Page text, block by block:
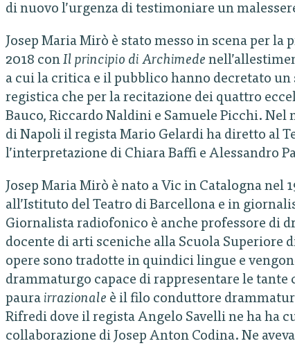
di nuovo l’urgenza di testimoniare un
Josep Maria Mirò è stato messo in scena per
2018 con Il principio di Archimede
a cui la critica e il pubblico hanno decretato
registica che per la recitazione dei quattro
Bauco, Riccardo Naldini e Samuele Picchi. Nel
di Napoli il regista Mario Gelardi ha diretto al
l’interpretazione di Chiara Baffi e Alessandro
Josep Maria Mirò è nato a Vic in Catalogna
all’Istituto del Teatro di Barcellona e in
Giornalista radiofonico è anche professore di
docente di arti sceniche alla Scuola Superiore
opere sono tradotte in quindici lingue e
drammaturgo capace di rappresentare le
paura irrazionale è il filo conduttore
Rifredi dove il regista Angelo Savelli ne ha ha
collaborazione di Josep Anton Codina. Ne